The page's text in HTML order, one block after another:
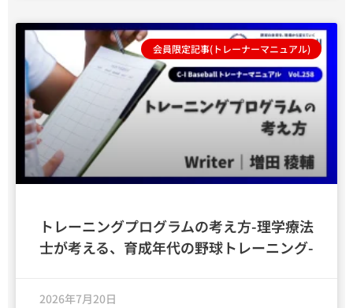
会員限定記事(トレーナーマニュアル)
トレーニングプログラムの考え方-理学療法
士が考える、育成年代の野球トレーニング-
2026年7月20日